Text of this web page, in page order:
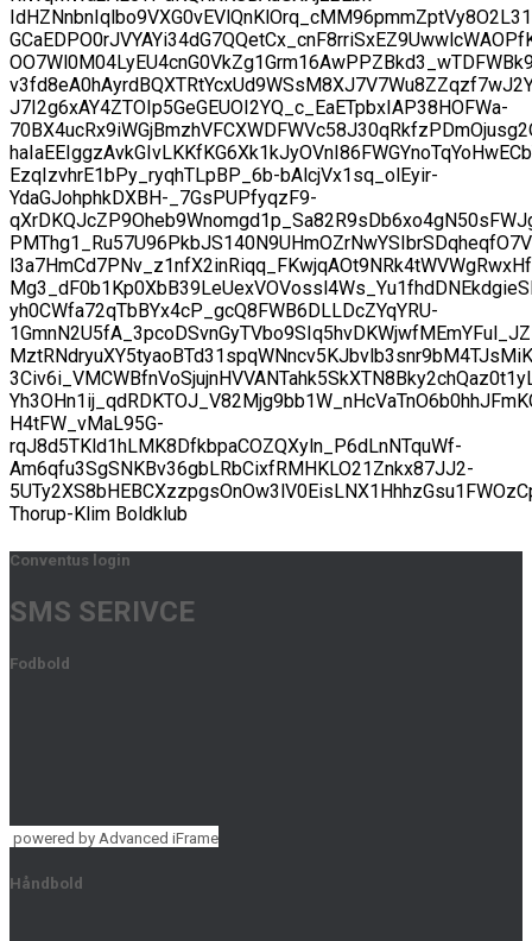
J7I2g6xAY4ZTOIp5GeGEUOI2YQ_c_EaETpbxIAP38HOFWa-
EzqIzvhrE1bPy_ryqhTLpBP_6b-bAlcjVx1sq_olEyir-
YdaGJohphkDXBH-_7GsPUPfyqzF9-
yh0CWfa72qTbBYx4cP_gcQ8FWB6DLLDcZYqYRU-
H4tFW_vMaL95G-
rqJ8d5TKld1hLMK8DfkbpaCOZQXyln_P6dLnNTquWf-
Am6qfu3SgSNKBv36gbLRbCixfRMHKLO21Znkx87JJ2-
Thorup-Klim Boldklub
Conventus login
SMS SERIVCE
Fodbold
powered by Advanced iFrame
Håndbold